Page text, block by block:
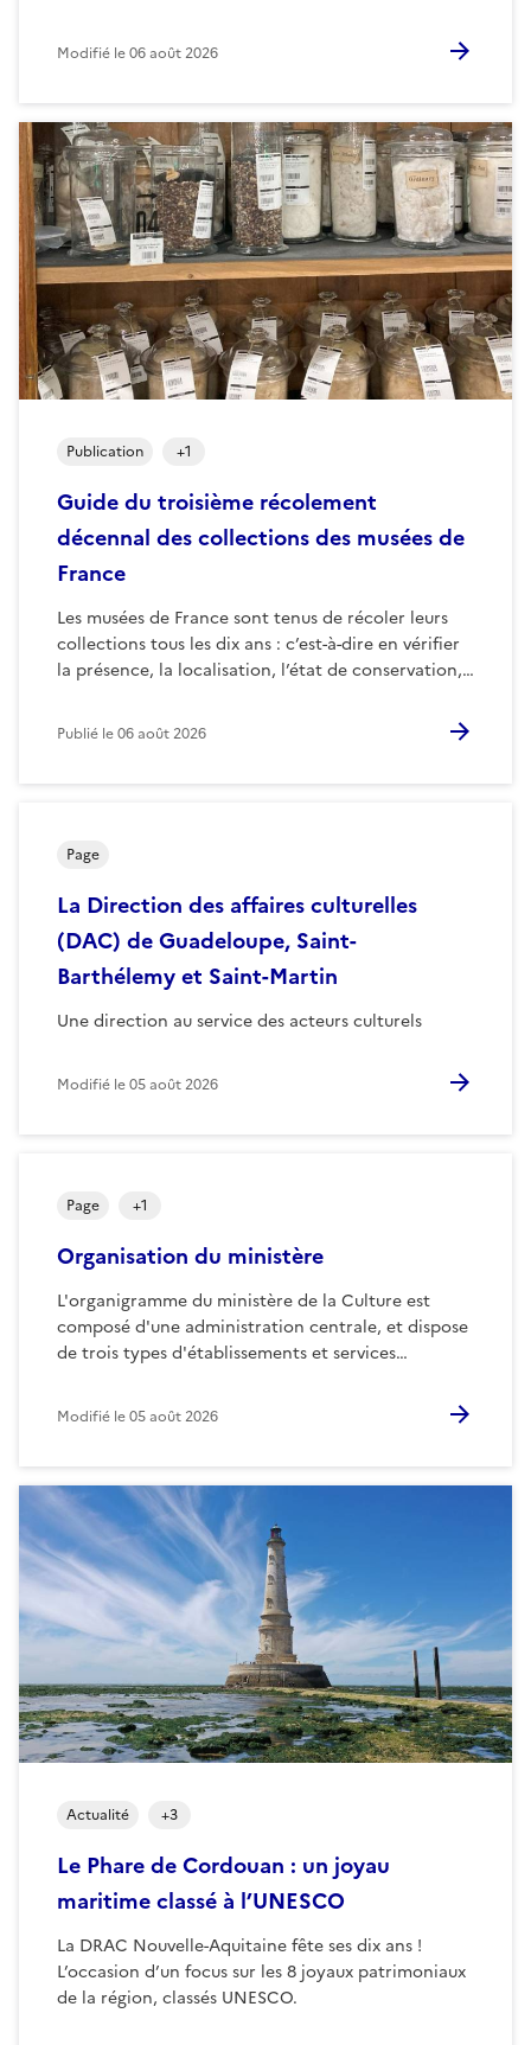
Modifié le06 août 2026
Guide du troisième récolement
décennal des collections des musées de
France
Les musées de France sont tenus de récoler leurs
collections tous les dix ans : c’est-à-dire en vérifier
la présence, la localisation, l’état de conservation,…
Publication +1
Publié le06 août 2026
La Direction des affaires culturelles
(DAC) de Guadeloupe, Saint-
Barthélemy et Saint-Martin
Une direction au service des acteurs culturels
Page
Modifié le05 août 2026
Organisation du ministère
L'organigramme du ministère de la Culture est
composé d'une administration centrale, et dispose
de trois types d'établissements et services…
Page +1
Modifié le05 août 2026
Le Phare de Cordouan : un joyau
maritime classé à l’UNESCO
La DRAC Nouvelle-Aquitaine fête ses dix ans !
L’occasion d’un focus sur les 8 joyaux patrimoniaux
de la région, classés UNESCO.
Actualité +3